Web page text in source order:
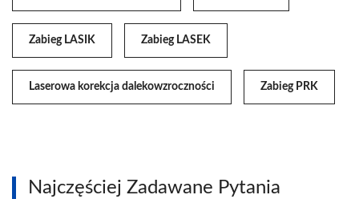
Zabieg LASIK Zabieg LASEK
Laserowa korekcja dalekowzroczności Zabieg PRK
Najczęściej Zadawane Pytania